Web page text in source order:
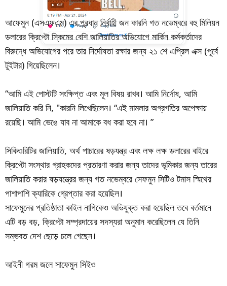
আফেমুন (এসএফএম) এর প্রধান নির্বাহী জন কারনি গত নভেম্বরে বহু মিলিয়ন
ডলারের ক্রিপ্টো স্কিমের বেশি জালিয়াতির অভিযোগে মার্কিন কর্মকর্তাদের
বিরুদ্ধে অভিযোগের পরে তার নির্দোষতা রক্ষার জন্য ২১ শে এপ্রিল এক্স (পূর্বে
টুইটার) গিয়েছিলেন।
“আমি এই পোস্টটি সংক্ষিপ্ত এবং মূল বিষয় রাখব। আমি নির্দোষ, আমি
জালিয়াতি করি নি, "কারনি লিখেছিলেন। “এই মামলার অগ্রগতির অপেক্ষায়
রয়েছি। আমি ভেঙে যাব না আমাকে বধ করা হবে না। ”
সিকিওরিটির জালিয়াতি, অর্থ পাচারের ষড়যন্ত্র এবং লক্ষ লক্ষ ডলারের বাইরে
ক্রিপ্টো সংস্থার গ্রাহকদের প্রতারণা করার জন্য তাদের ভূমিকার জন্য তারের
জালিয়াতি করার ষড়যন্ত্রের জন্য গত নভেম্বরে সেফমুন সিটিও টমাস স্মিথের
পাশাপাশি ক্যারিকে গ্রেপ্তার করা হয়েছিল।
সাফেমুনের প্রতিষ্ঠাতা কাইল নাগিকেও অভিযুক্ত করা হয়েছিল তবে বর্তমানে
এটি বড় বড়, ক্রিপ্টো সম্প্রদায়ের সদস্যরা অনুমান করেছিলেন যে তিনি
সম্ভবত দেশ ছেড়ে চলে গেছেন।
আইনী গরম জলে সাফেমুন সিইও